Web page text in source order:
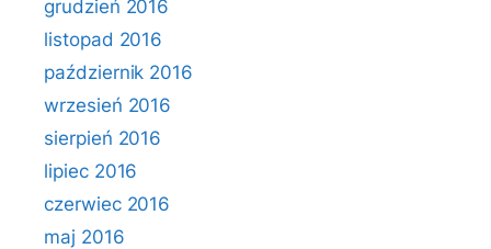
grudzień 2016
listopad 2016
październik 2016
wrzesień 2016
sierpień 2016
lipiec 2016
czerwiec 2016
maj 2016